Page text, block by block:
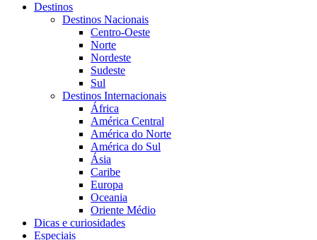
Destinos
Destinos Nacionais
Centro-Oeste
Norte
Nordeste
Sudeste
Sul
Destinos Internacionais
África
América Central
América do Norte
América do Sul
Ásia
Caribe
Europa
Oceania
Oriente Médio
Dicas e curiosidades
Especiais